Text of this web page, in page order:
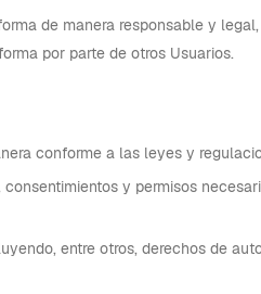
de manera responsable y
por parte de otros Usuarios.
conforme a las leyes y
y permisos
entre otros, derechos de